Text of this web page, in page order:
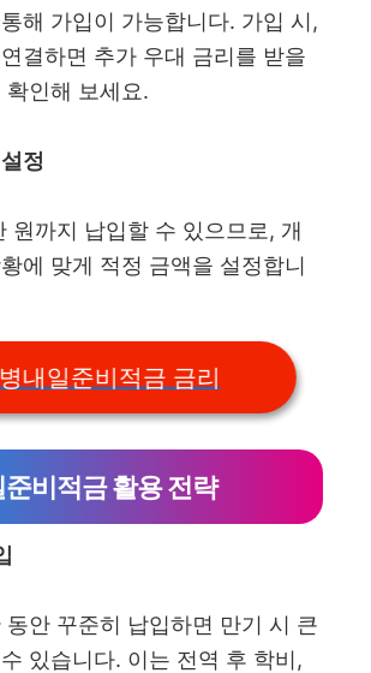
해 가입이 가능합니다. 가입 시,
결하면 추가 우대 금리를 받을
확인해 보세요.
정
원까지 납입할 수 있으므로, 개
에 맞게 적정 금액을 설정합니
내일준비적금 금리
비적금 활용 전략
동안 꾸준히 납입하면 만기 시 큰
있습니다. 이는 전역 후 학비,